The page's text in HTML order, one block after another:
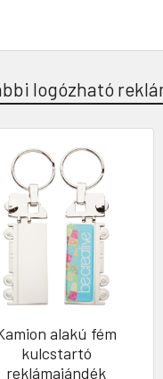
logózható
alakú fém
kulcstartó
reklámajándék